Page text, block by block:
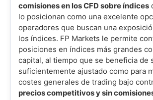
comisiones en los CFD sobre índices
lo posicionan como una excelente
operadores que buscan una
los índices. FP Markets le permite
posiciones en índices más grandes
capital, al tiempo que se beneficia de
suficientemente ajustado como para
costes generales de trading bajo
precios competitivos y sin